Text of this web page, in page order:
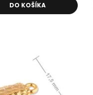
DO KOŠÍKA